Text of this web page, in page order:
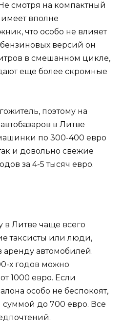
смотря на компактный
вполне
что особо не влияет
версий он
в смешанном цикле,
еще более скромные
поэтому на
в Литве
по 300-400 евро
и довольно свежие
за 4-5 тысяч евро.
в Литве чаще всего
таксисты или люди,
автомобилей.
х годов можно
1000 евро. Если
особо не беспокоят,
до 700 евро. Все